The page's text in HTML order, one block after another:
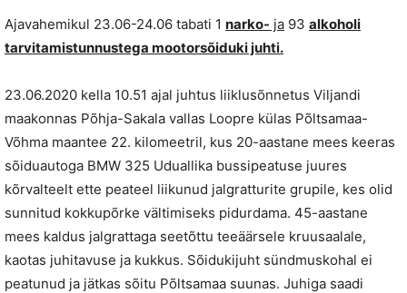
Ajavahemikul 23.06-24.06 tabati 1 narko- ja 93 alkoholi
tarvitamistunnustega mootorsõiduki juhti.
23.06.2020 kella 10.51 ajal juhtus liiklusõnnetus Viljandi
maakonnas Põhja-Sakala vallas Loopre külas Põltsamaa-
Võhma maantee 22. kilomeetril, kus 20-aastane mees keeras
sõiduautoga BMW 325 Uduallika bussipeatuse juures
kõrvalteelt ette peateel liikunud jalgratturite grupile, kes olid
sunnitud kokkupõrke vältimiseks pidurdama. 45-aastane
mees kaldus jalgrattaga seetõttu teeäärsele kruusaalale,
kaotas juhitavuse ja kukkus. Sõidukijuht sündmuskohal ei
peatunud ja jätkas sõitu Põltsamaa suunas. Juhiga saadi